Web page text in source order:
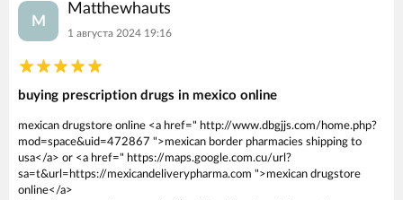
M
Matthewhauts
1 августа 2024 19:16
buying prescription drugs in mexico online
mexican drugstore online <a href=" http://www.dbgjjs.com/home.php?
mod=space&uid=472867 ">mexican border pharmacies shipping to
usa</a> or <a href=" https://maps.google.com.cu/url?
sa=t&url=https://mexicandeliverypharma.com ">mexican drugstore
online</a>